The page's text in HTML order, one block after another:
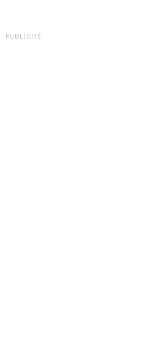
PUBLICITÉ